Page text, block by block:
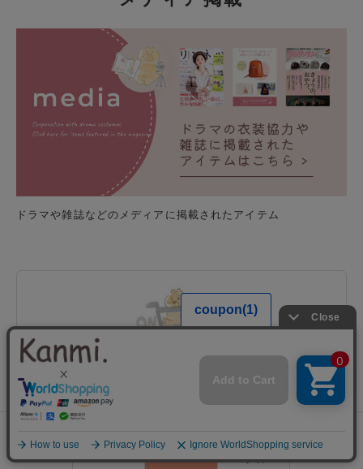
ドラマや雑誌などのメディアに掲載されたアイテム
Kanmi.公式オンラインストアについて
もっと便利に、もっとお得になったオンラインストアのこと。
会員登録
ログイン